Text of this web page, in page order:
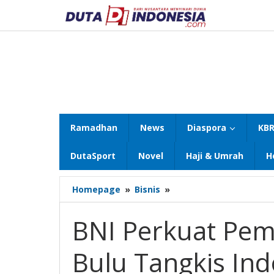
konten
Ramadhan News Diaspora
DutaSport Novel Haji & Umrah
Homepage » Bisnis »
Perkuat
Atlet,
Prestasi
Tangkis
BNI Perkuat
Bulu Tangkis